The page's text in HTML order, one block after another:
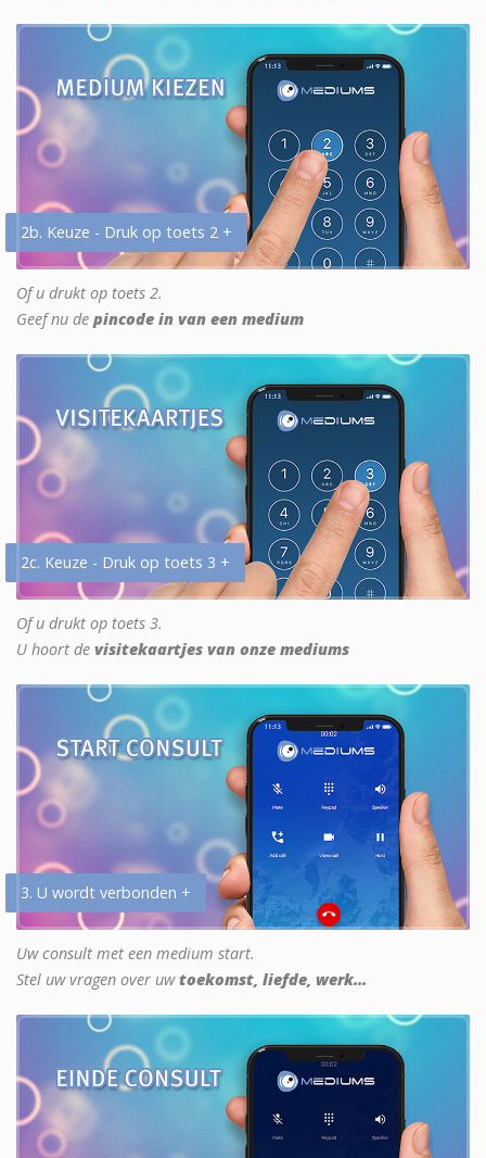
2b. Keuze - Druk op toets 2 +
Of u drukt op toets 2.
Geef nu de pincode in van een medium
2c. Keuze - Druk op toets 3 +
Of u drukt op toets 3.
U hoort de visitekaartjes van onze mediums
3. U wordt verbonden +
Uw consult met een medium start.
Stel uw vragen over uwtoekomst, liefde, werk...